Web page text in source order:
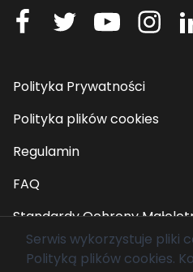
Polityka Prywatności
Polityka plików cookies
Regulamin
FAQ
Standardy Ochrony
Serwis wykorzystuje pliki
Polityką plików cookies.